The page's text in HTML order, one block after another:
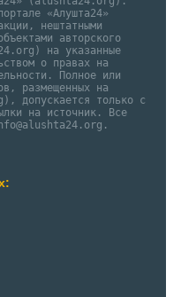
«Алушта24»
нештатными
авторского
на указанные
о правах на
Полное или
размещенных на
допускается только с
на источник. Все